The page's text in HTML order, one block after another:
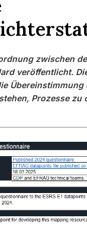
zwischen
veröffentlicht.
Übereinstimmung
Prozesse zu